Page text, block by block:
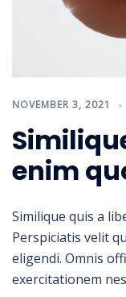
NOVEMBER 3, 2021
enim
Similique quis a
Perspiciatis velit
eligendi. Omnis
exercitationem